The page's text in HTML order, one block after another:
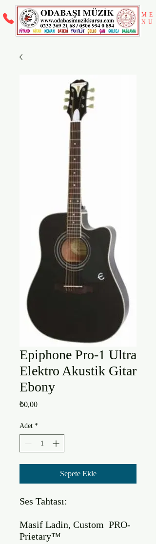
ME
NU
Epiphone Pro-1 Ultra
Elektro Akustik Gitar
Ebony
₺0,00Fiyat
Adet *
Sepete Ekle
Ses Tahtası:
Masif Ladin, Custom  PRO-
Prietary™